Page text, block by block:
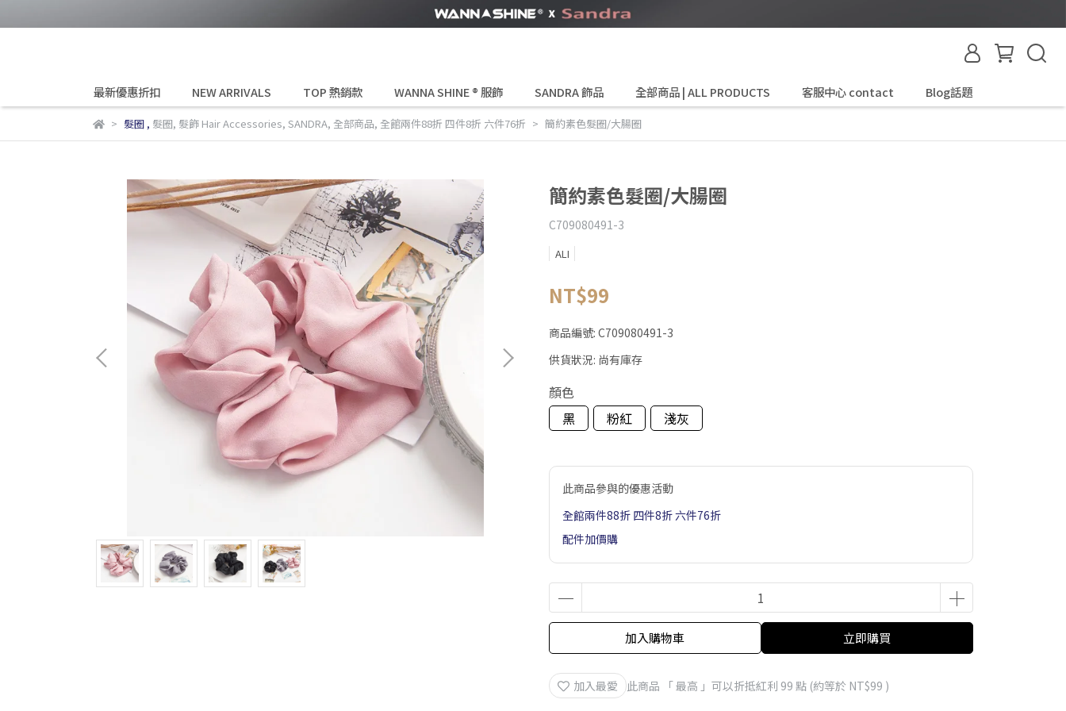
最新優惠折扣 NEW ARRIVALS TOP 熱銷款 WANNA SHINE ® 服飾 SANDRA 飾品 全部商品 | ALL PRODUCTS 客服中心 contact Blog話題
髮圈, 髮圈, 髮飾 Hair Accessories, SANDRA, 全部商品, 全館兩件88折 四件8折 六件76折 簡約素色髮圈/大腸圈
簡約素色髮圈/大腸圈
C709080491-3
ALI
NT$99
商品編號: C709080491-3
供貨狀況: 尚有庫存
顏色
黑
粉紅 淺灰
此商品參與的優惠活動
全館兩件88折 四件8折 六件76折
配件加價購
加入購物車 立即購買
加入最愛 此商品 「 最高 」可以折抵紅利 99 點 (約等於 NT$99 )